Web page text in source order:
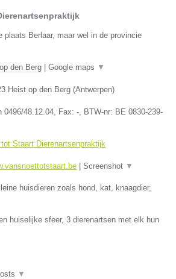
plaats Berlaar, maar wel in de provincie
den Berg | Google maps ▼
Heist op den Berg (Antwerpen)
0496/48.12.04 , Fax: - , BTW-nr: BE 0830-239-
Staart Dierenartsenpraktijk
| Screenshot ▼
huisdieren zoals hond, kat, knaagdier,
huiselijke sfeer, 3 dierenartsen met elk hun
▼